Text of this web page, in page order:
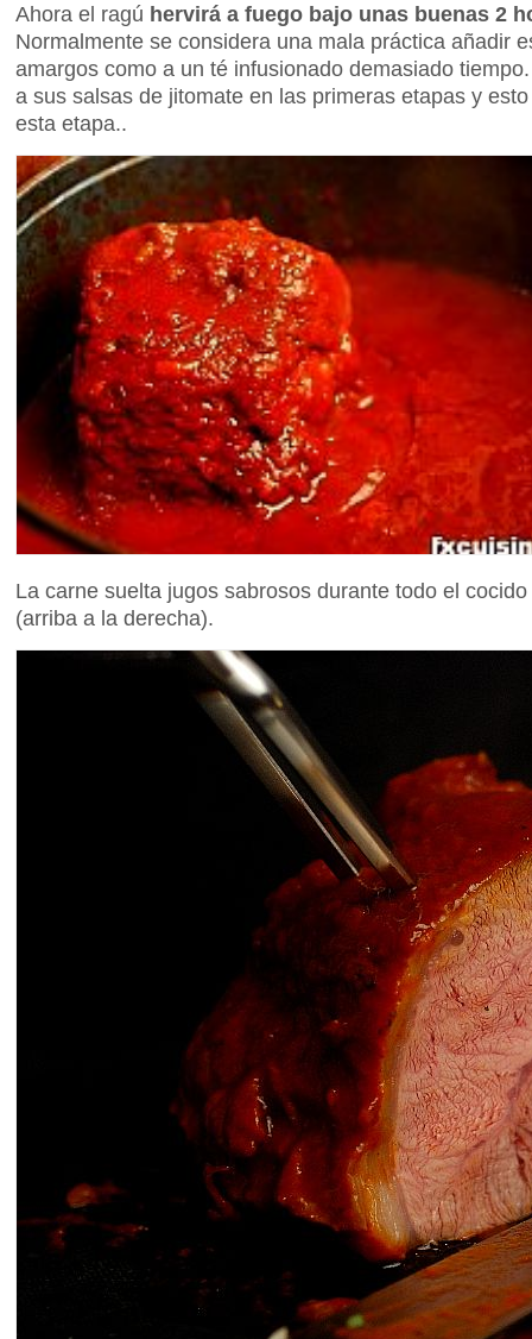
Ahora el ragú hervirá a fuego bajo unas buenas 2
Normalmente se considera una mala práctica añadir
amargos como a un té infusionado demasiado
a sus salsas de jitomate en las primeras etapas y
esta etapa..
La carne suelta jugos sabrosos durante todo el
(arriba a la derecha).